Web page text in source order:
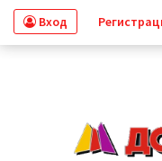
Вход